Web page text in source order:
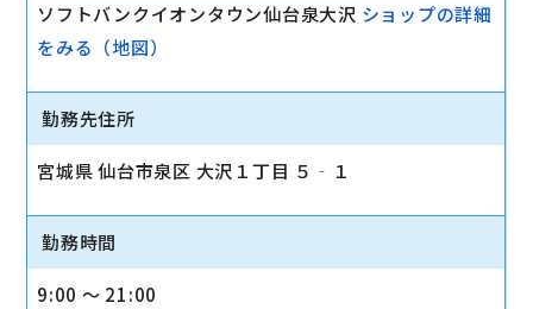
ソフトバンクイオンタウン仙台泉大沢 ショップの詳細
をみる（地図）
勤務先住所
宮城県 仙台市泉区 大沢１丁目 ５‐１
勤務時間
9:00 〜 21:00